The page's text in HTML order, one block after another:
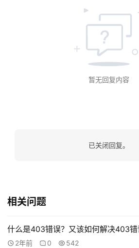
暂无回复内容
已关闭回复。
相关问题
什么是403错误？又该如何解决403错
2年前 0 542